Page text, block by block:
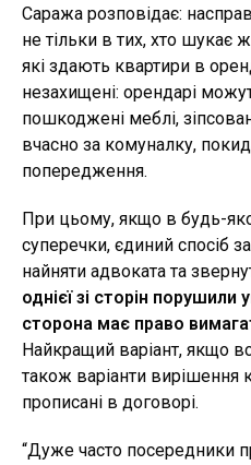
Саража розповідає:
не тільки в тих, хто шукає
які здають квартири в
незахищені: орендарі
пошкоджені меблі,
вчасно за комуналку,
попередження.
При цьому, якщо в будь-
суперечки, єдиний спосіб
найняти адвоката та
однієї зі сторін
сторона має право
Найкращий варіант, якщо
також варіанти вирішення
прописані в договорі.
“Дуже часто посередники